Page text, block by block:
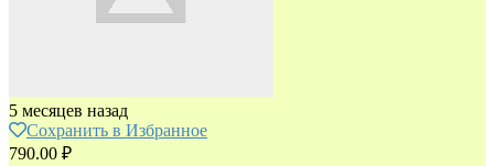
5 месяцев назад
Сохранить в Избранное
790.00 ₽